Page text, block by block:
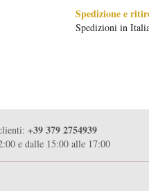
Spedizione e
Spedizioni in
+39 379 2754939
e dalle 15:00 alle 17:00